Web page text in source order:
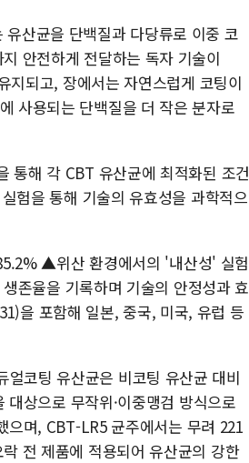
산균을 단백질과 다당류로 이중 코
안전하게 전달하는 독자 기술이
되고, 장에서는 자연스럽게 코팅이
사용되는 단백질을 더 작은 분자로
통해 각 CBT 유산균에 최적화된 조건
험을 통해 기술의 유효성을 과학적으
▲위산 환경에서의 '내산성' 실험
존율을 기록하며 기술의 안정성과 효
을 포함해 일본, 중국, 미국, 유럽 등
코팅 유산균은 비코팅 유산균 대비
상으로 무작위·이중맹검 방식으로
으며, CBT-LR5 균주에서는 무려 221
전 제품에 적용되어 유산균의 강한